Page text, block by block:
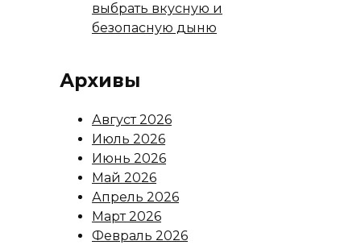
выбрать вкусную и
безопасную дыню
Архивы
Август 2026
Июль 2026
Июнь 2026
Май 2026
Апрель 2026
Март 2026
Февраль 2026